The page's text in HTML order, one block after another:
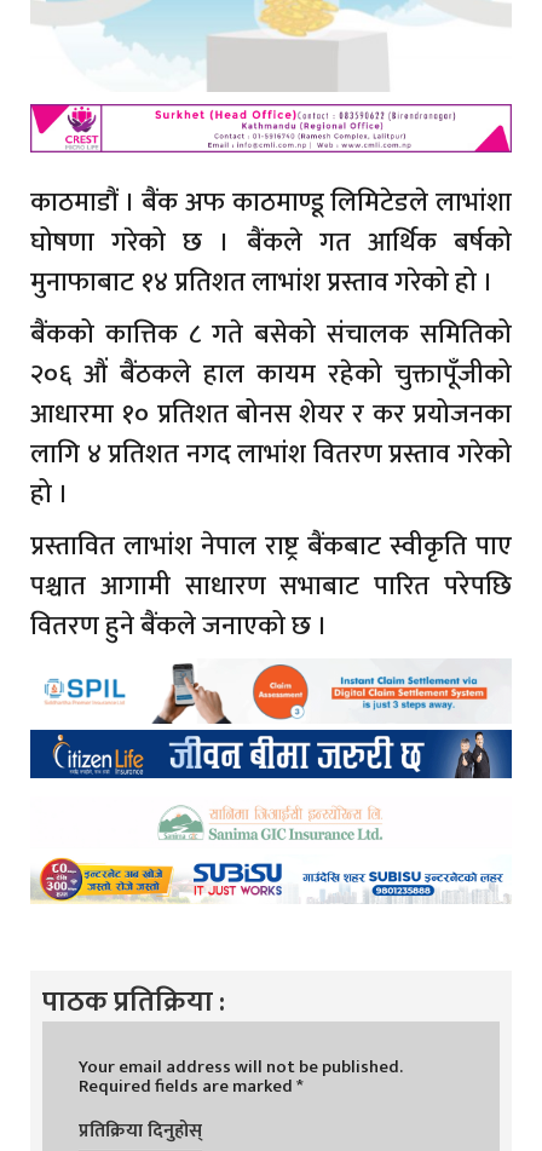
काठमाडौं । बैंक अफ काठमाण्डू लिमिटेडले लाभांशा
घोषणा गरेको छ । बैंकले गत आर्थिक बर्षको
मुनाफाबाट १४ प्रतिशत लाभांश प्रस्ताव गरेको हो ।
बैंकको कात्तिक ८ गते बसेको संचालक समितिको
२०६ औं बैंठकले हाल कायम रहेको चुक्तापूँजीको
आधारमा १० प्रतिशत बोनस शेयर र कर प्रयोजनका
लागि ४ प्रतिशत नगद लाभांश वितरण प्रस्ताव गरेको
हो ।
प्रस्तावित लाभांश नेपाल राष्ट्र बैंकबाट स्वीकृति पाए
पश्चात आगामी साधारण सभाबाट पारित परेपछि
वितरण हुने बैंकले जनाएको छ ।
पाठक प्रतिक्रिया :
Your email address will not be published.
Required fields are marked*
प्रतिक्रिया दिनुहोस्